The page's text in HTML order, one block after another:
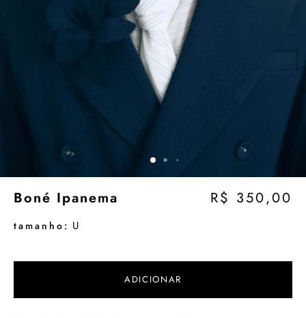
Boné Ipanema R$ 350,00
tamanho: U
ADICIONAR